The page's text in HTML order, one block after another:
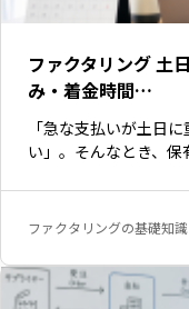
ファクタリング 土
み・着金時間…
「急な支払いが土日
い」。そんなとき、
ファクタリングの基礎知識
いま